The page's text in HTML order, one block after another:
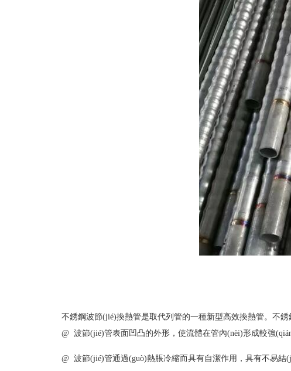
不銹鋼波節(jié)換熱管是取代列管的一種新型高效換熱管。
@ 波節(jié)管表面凹凸的外形，使流體在管內(nèi)形成較強(qiáng)
@ 波節(jié)管通過(guò)熱脹冷縮而具有自潔作用，具有不易結(jié)